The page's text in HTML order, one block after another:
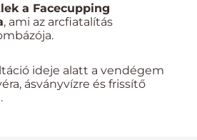
a Facecupping
, ami az arcfiatalítás
ideje alatt a vendégem
ásványvízre és frissítő